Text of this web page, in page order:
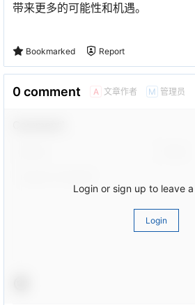
带来更多的可能性和机遇。
Bookmarked Report
0 comment A 文章作者 M 管理员
Login or sign up to leave
Login